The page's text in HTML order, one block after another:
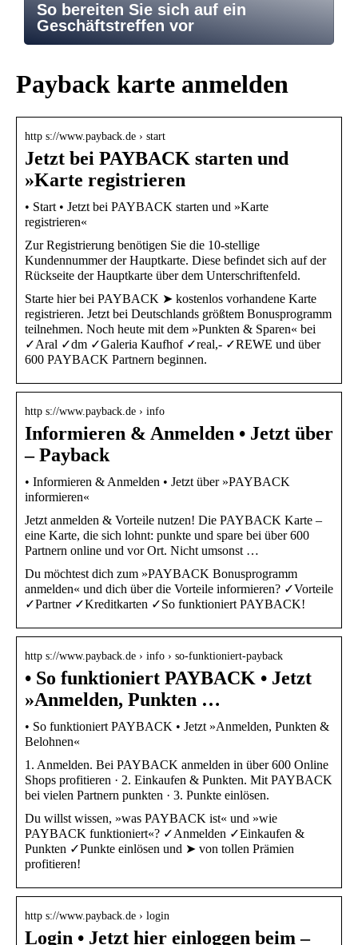
So bereiten Sie sich auf ein
Geschäftstreffen vor
Payback karte anmelden
http s://www.payback.de › start
Jetzt bei PAYBACK starten und
»Karte registrieren
• Start • Jetzt bei PAYBACK starten und »Karte
registrieren«
Zur Registrierung benötigen Sie die 10-stellige
Kundennummer der Hauptkarte. Diese befindet sich auf der
Rückseite der Hauptkarte über dem Unterschriftenfeld.
Starte hier bei PAYBACK ➤ kostenlos vorhandene Karte
registrieren. Jetzt bei Deutschlands größtem Bonusprogramm
teilnehmen. Noch heute mit dem »Punkten & Sparen« bei
✓Aral ✓dm ✓Galeria Kaufhof ✓real,- ✓REWE und über
600 PAYBACK Partnern beginnen.
http s://www.payback.de › info
Informieren & Anmelden • Jetzt über
– Payback
• Informieren & Anmelden • Jetzt über »PAYBACK
informieren«
Jetzt anmelden & Vorteile nutzen! Die PAYBACK Karte –
eine Karte, die sich lohnt: punkte und spare bei über 600
Partnern online und vor Ort. Nicht umsonst …
Du möchtest dich zum »PAYBACK Bonusprogramm
anmelden« und dich über die Vorteile informieren? ✓Vorteile
✓Partner ✓Kreditkarten ✓So funktioniert PAYBACK!
http s://www.payback.de › info › so-funktioniert-payback
• So funktioniert PAYBACK • Jetzt
»Anmelden, Punkten …
• So funktioniert PAYBACK • Jetzt »Anmelden, Punkten &
Belohnen«
1. Anmelden. Bei PAYBACK anmelden in über 600 Online
Shops profitieren · 2. Einkaufen & Punkten. Mit PAYBACK
bei vielen Partnern punkten · 3. Punkte einlösen.
Du willst wissen, »was PAYBACK ist« und »wie
PAYBACK funktioniert«? ✓Anmelden ✓Einkaufen &
Punkten ✓Punkte einlösen und ➤ von tollen Prämien
profitieren!
http s://www.payback.de › login
Login • Jetzt hier einloggen beim –